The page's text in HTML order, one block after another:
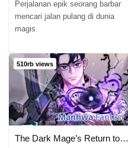
Perjalanan epik seorang barbar
mencari jalan pulang di dunia
magis.
510rb views
ManhwaFantasi
The Dark Mage’s Return to Enlistment